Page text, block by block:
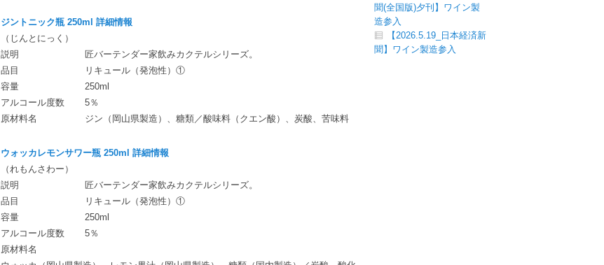
ジントニック瓶 250ml 詳細情報
（じんとにっく）
説明
匠バーテンダー家飲みカクテルシリーズ。
品目
リキュール（発泡性）①
容量
250ml
アルコール度数
5％
原材料名
ジン（岡山県製造）、糖類／酸味料（クエン酸）、炭酸、苦味料
ウォッカレモンサワー瓶 250ml 詳細情報
（れもんさわー）
説明
匠バーテンダー家飲みカクテルシリーズ。
品目
リキュール（発泡性）①
容量
250ml
アルコール度数
5％
原材料名
聞(全国版)夕刊】ワイン製
造参入
【2026.5.19_日本経済新
聞】ワイン製造参入